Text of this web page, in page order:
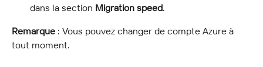
dans la section Migration speed.
Remarque : Vous pouvez changer de compte Azure à
tout moment.